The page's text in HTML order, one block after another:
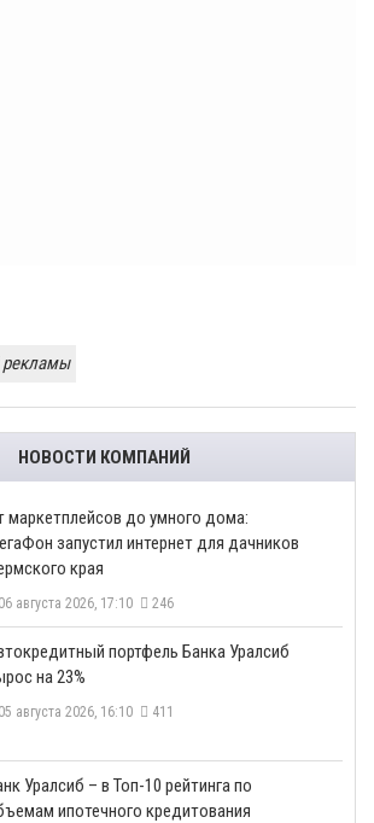
рекламы
НОВОСТИ КОМПАНИЙ
маркетплейсов до умного дома:
запустил интернет для дачников
края
06 августа 2026, 17:10 246
портфель Банка Уралсиб
на 23%
05 августа 2026, 16:10 411
Уралсиб – в Топ-10 рейтинга по
ипотечного кредитования